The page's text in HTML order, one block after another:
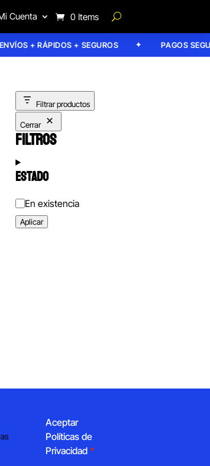
Cuenta 0 Items
+ RÁPIDOS + SEGUROS PAGOS
Filtrar productos
Cerrar
FILTROS
ESTADO
Estado
En existencia
Aplicar
Aceptar
Políticas de
Privacidad *